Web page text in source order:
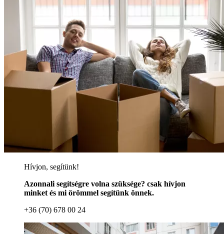
Hívjon, segítünk!
Azonnali segítségre volna szüksége? csak hívjon
minket és mi örömmel segítünk önnek.
+36 (70) 678 00 24